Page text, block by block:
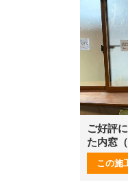
ご好評
た内窓
この施